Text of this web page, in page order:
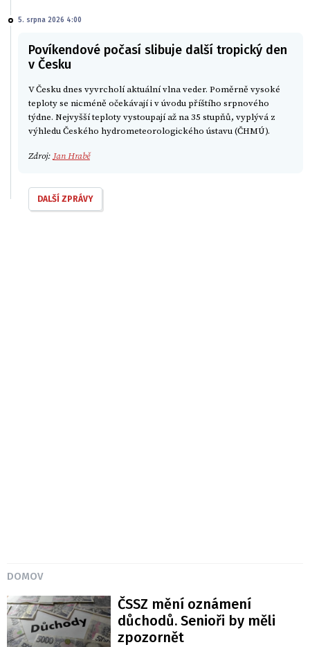
5. srpna 2026 4:00
Povíkendové počasí slibuje další tropický den
v Česku
V Česku dnes vyvrcholí aktuální vlna veder. Poměrně vysoké
teploty se nicméně očekávají i v úvodu příštího srpnového
týdne. Nejvyšší teploty vystoupají až na 35 stupňů, vyplývá z
výhledu Českého hydrometeorologického ústavu (ČHMÚ).
Zdroj: Jan Hrabě
DALŠÍ ZPRÁVY
DOMOV
ČSSZ mění oznámení
důchodů. Senioři by měli
zpozornět